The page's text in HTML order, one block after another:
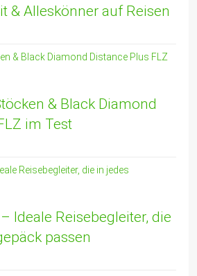
& Alleskönner auf Reisen
& Black Diamond
im Test
Ideale Reisebegleiter, die
passen